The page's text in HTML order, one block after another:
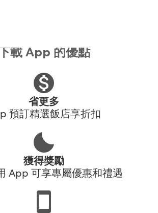
載 App 的優點
省更多
預訂精選飯店享折扣
獲得獎勵
App 可享專屬優惠和禮遇